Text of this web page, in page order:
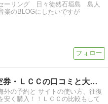
ーリング 日々徒然石垣島 島人
楽のBLOGにしたいですが
国内海外格安航空券・ＬＣＣの口コミと大阪・沖縄観光
外の予約と サイトの使い方、往復
安く購入！！ＬＣＣの比較もして